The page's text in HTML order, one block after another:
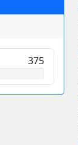
375